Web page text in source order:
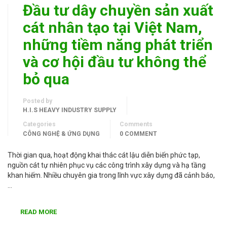
Đầu tư dây chuyền sản xuất
cát nhân tạo tại Việt Nam,
những tiềm năng phát triển
và cơ hội đầu tư không thể
bỏ qua
Posted by
H.I.S HEAVY INDUSTRY SUPPLY
Categories
CÔNG NGHỆ & ỨNG DỤNG
Comments
0 COMMENT
Thời gian qua, hoạt động khai thác cát lậu diễn biến phức tạp,
nguồn cát tự nhiên phục vụ các công trình xây dựng và hạ tầng
khan hiếm. Nhiều chuyên gia trong lĩnh vực xây dựng đã cảnh báo,
READ MORE